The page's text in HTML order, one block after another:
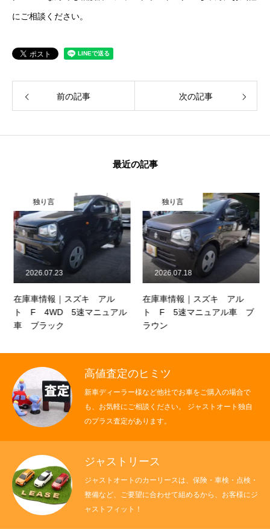
保険
にご相談ください。
前の記事 次の記事
最近の記事
独り言
在庫車情報｜スズキ アル
ト F 4WD 5速マニュアル
車 ブラック
2026.07.23
独り言
在庫車情報｜スズキ アル
ト F 5速マニュアル車 ブ
ラウン
2026.07.18
高値査定のヒミツ
新車ディーラー様など他社でお車をご購入の場合で
も、お気軽にご相談ください。 ジャストオート独自
のプラス査定があります。
ジャストリース
ジャストオートのカーリースは、保険・車検・点検・
整備など、ご要望に合わせて組めるから、お客様にジ
ャストフィット！